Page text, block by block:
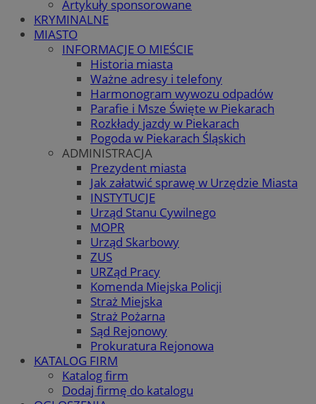
Artykuły sponsorowane
KRYMINALNE
MIASTO
INFORMACJE O MIEŚCIE
Historia miasta
Ważne adresy i telefony
Harmonogram wywozu odpadów
Parafie i Msze Święte w Piekarach
Rozkłady jazdy w Piekarach
Pogoda w Piekarach Śląskich
ADMINISTRACJA
Prezydent miasta
Jak załatwić sprawę w Urzędzie Miasta
INSTYTUCJE
Urząd Stanu Cywilnego
MOPR
Urząd Skarbowy
ZUS
URZąd Pracy
Komenda Miejska Policji
Straż Miejska
Straż Pożarna
Sąd Rejonowy
Prokuratura Rejonowa
KATALOG FIRM
Katalog firm
Dodaj firmę do katalogu